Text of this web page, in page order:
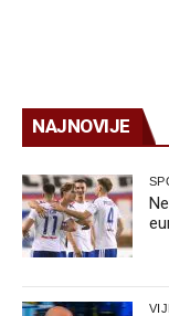
NAJNOVIJE